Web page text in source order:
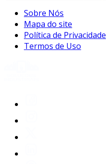
Sobre Nós
Mapa do site
Política de Privacidade
Termos de Uso